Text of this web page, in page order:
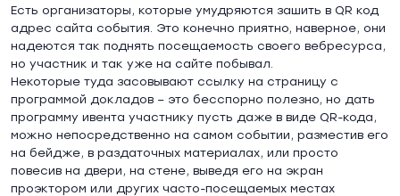
Есть организаторы, которые умудряются зашить в QR код
адрес сайта события. Это конечно приятно, наверное, они
надеются так поднять посещаемость своего вебресурса,
но участник и так уже на сайте побывал.
Некоторые туда засовывают ссылку на страницу с
программой докладов – это бесспорно полезно, но дать
программу ивента участнику пусть даже в виде QR-кода,
можно непосредственно на самом событии, разместив его
на бейдже, в раздаточных материалах, или просто
повесив на двери, на стене, выведя его на экран
проэктором или других часто-посещаемых местах